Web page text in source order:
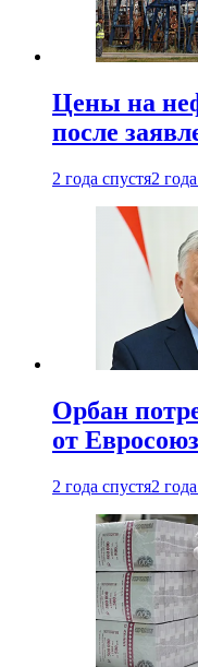
Цены на
после
2 года спустя2
Орбан
от
2 года спустя2